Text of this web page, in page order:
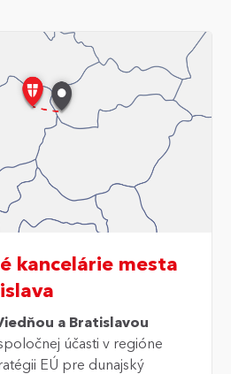
kancelárie mesta
a Bratislavou
účasti v regióne
EÚ pre dunajský